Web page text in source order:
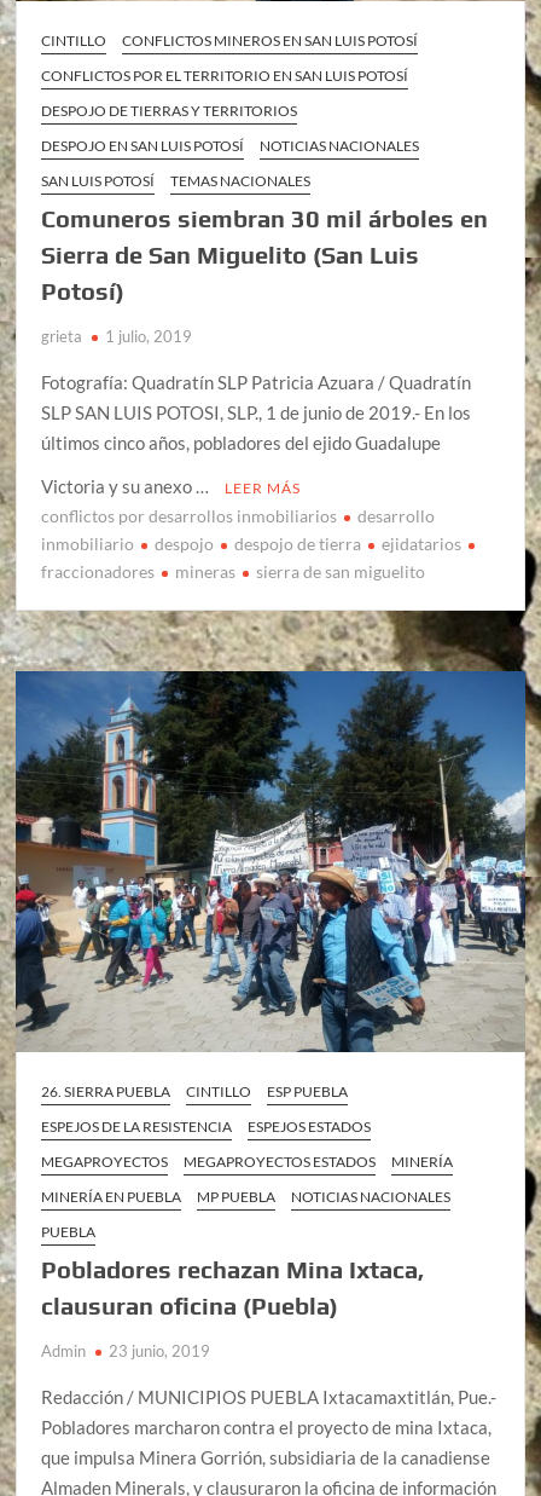
CINTILLO
CONFLICTOS MINEROS EN SAN LUIS POTOSÍ
CONFLICTOS POR EL TERRITORIO EN SAN LUIS POTOSÍ
DESPOJO DE TIERRAS Y TERRITORIOS
DESPOJO EN SAN LUIS POTOSÍ
NOTICIAS NACIONALES
SAN LUIS POTOSÍ
TEMAS NACIONALES
Comuneros siembran 30 mil árboles en
Sierra de San Miguelito (San Luis
Potosí)
grieta 1 julio, 2019
Fotografía: Quadratín SLP Patricia Azuara / Quadratín
SLP SAN LUIS POTOSI, SLP., 1 de junio de 2019.- En los
últimos cinco años, pobladores del ejido Guadalupe
Victoria y su anexo …
LEER MÁS
conflictos por desarrollos inmobiliarios
desarrollo
inmobiliario
despojo despojo de tierra
ejidatarios
fraccionadores
mineras sierra de san miguelito
26. SIERRA PUEBLA CINTILLO
ESP PUEBLA
ESPEJOS DE LA RESISTENCIA
ESPEJOS ESTADOS
MEGAPROYECTOS
MEGAPROYECTOS ESTADOS
MINERÍA
MINERÍA EN PUEBLA
MP PUEBLA
NOTICIAS NACIONALES
PUEBLA
Pobladores rechazan Mina Ixtaca,
clausuran oficina (Puebla)
Admin 23 junio, 2019
Redacción / MUNICIPIOS PUEBLA Ixtacamaxtitlán, Pue.-
Pobladores marcharon contra el proyecto de mina Ixtaca,
que impulsa Minera Gorrión, subsidiaria de la canadiense
Almaden Minerals, y clausuraron la oficina de información